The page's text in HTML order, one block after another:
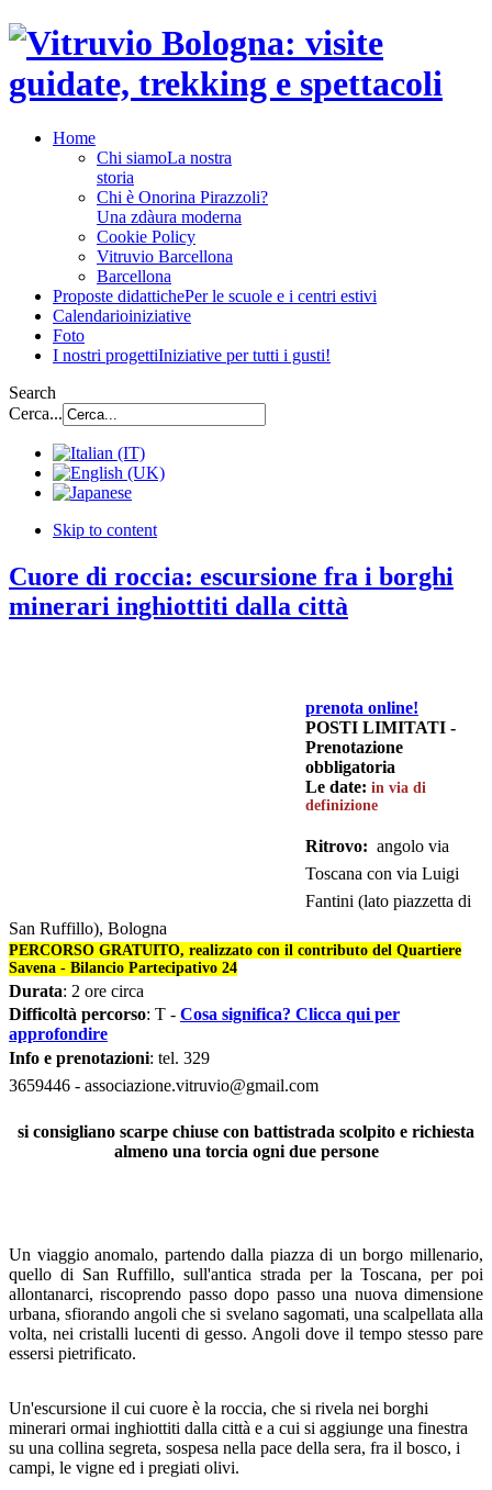
Home
Chi siamoLa nostra
storia
Chi è Onorina Pirazzoli?
Una zdàura moderna
Cookie Policy
Vitruvio Barcellona
Barcellona
Proposte didattichePer le scuole e i centri estivi
Calendarioiniziative
Foto
I nostri progettiIniziative per tutti i gusti!
Search
Cerca...
Skip to content
Cuore di roccia: escursione fra i borghi
minerari inghiottiti dalla città
prenota online!
POSTI LIMITATI -
Prenotazione
obbligatoria
Le date: in via di
definizione
Ritrovo: angolo via
Toscana con via Luigi
Fantini (lato piazzetta di
San Ruffillo), Bologna
PERCORSO GRATUITO, realizzato con il contributo del Quartiere
Savena - Bilancio Partecipativo 24
Durata: 2 ore circa
Difficoltà percorso: T - Cosa significa? Clicca qui per
approfondire
Info e prenotazioni: tel. 329
3659446 - associazione.vitruvio@gmail.com
si consigliano scarpe chiuse con battistrada scolpito e richiesta
almeno una torcia ogni due persone
Un viaggio anomalo, partendo dalla piazza di un borgo millenario,
quello di San Ruffillo, sull'antica strada per la Toscana, per poi
allontanarci, riscoprendo passo dopo passo una nuova dimensione
urbana, sfiorando angoli che si svelano sagomati, una scalpellata alla
volta, nei cristalli lucenti di gesso. Angoli dove il tempo stesso pare
essersi pietrificato.
Un'escursione il cui cuore è la roccia, che si rivela nei borghi
minerari ormai inghiottiti dalla città e a cui si aggiunge una finestra
su una collina segreta, sospesa nella pace della sera, fra il bosco, i
campi, le vigne ed i pregiati olivi.